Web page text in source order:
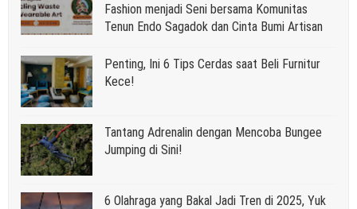
Fashion menjadi Seni bersama Komunitas
Tenun Endo Sagadok dan Cinta Bumi Artisan
Penting, Ini 6 Tips Cerdas saat Beli Furnitur
Kece!
Tantang Adrenalin dengan Mencoba Bungee
Jumping di Sini!
6 Olahraga yang Bakal Jadi Tren di 2025, Yuk